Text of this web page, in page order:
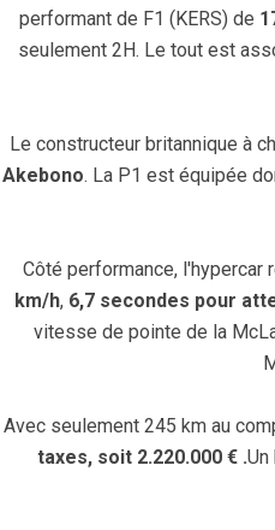
performant de F1 (KERS) de
seulement 2H. Le tout est
Le constructeur britannique à
Akebono. La P1 est équipée
Côté performance, l'hypercar
km/h, 6,7 secondes pour
vitesse de pointe de la
Avec seulement 245 km au
taxes, soit 2.220.000 € .